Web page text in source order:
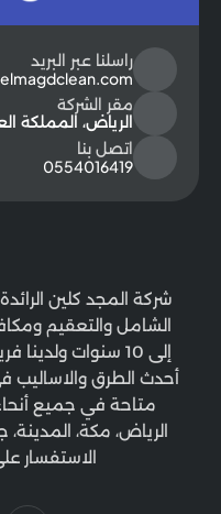
راسلنا عبر البريد
مقر الشركة
الرياض، المملكة
اتصل بنا
0554016419
شركة المجد كلين
الشامل والتعقيم
إلى 10 سنوات
أحدث الطرق والاساليب
متاحة في جميع
الرياض، مكة،
الاستفسار على رقم